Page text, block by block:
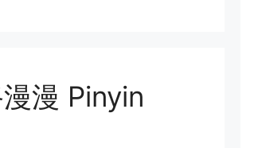
漫 Pinyin